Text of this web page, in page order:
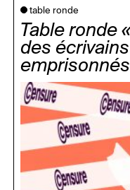
table ronde
Table ronde
des